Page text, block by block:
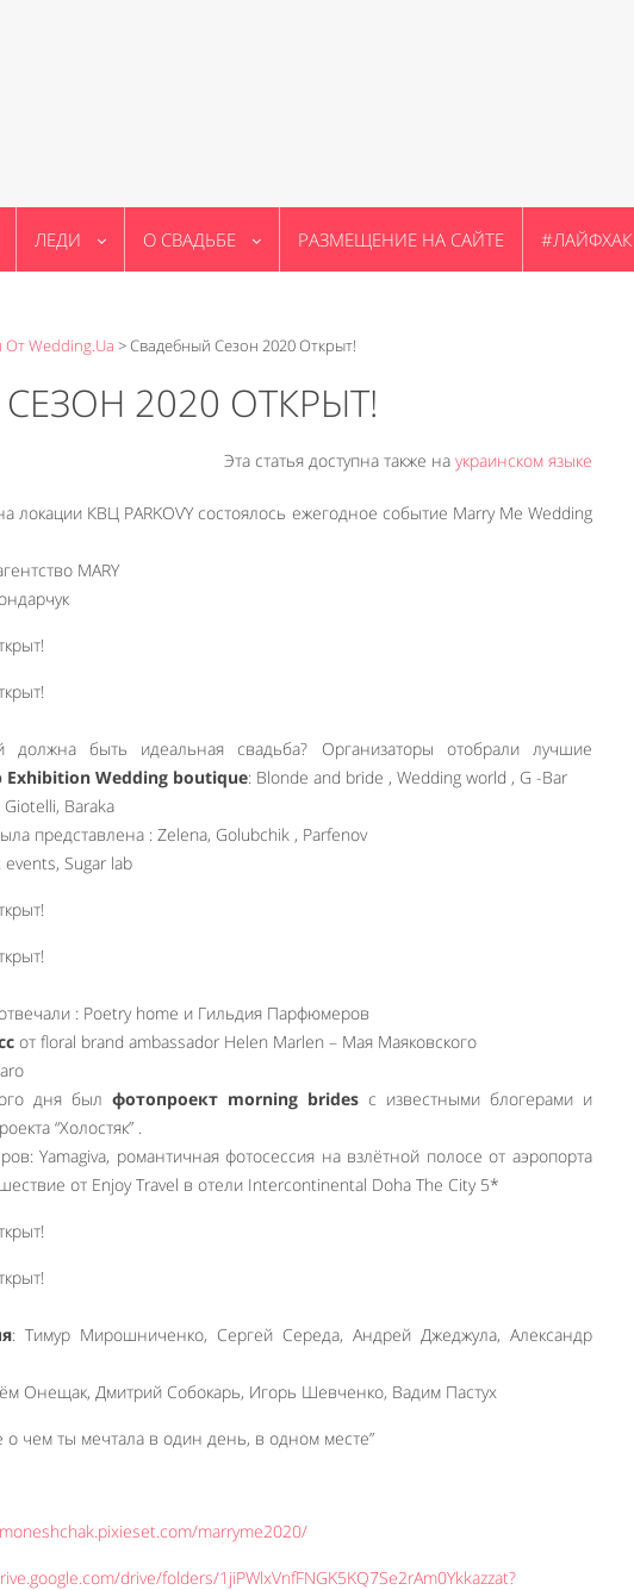
ЛЕДИ О СВАДЬБЕ РАЗМЕЩЕНИЕ НА САЙТЕ #ЛАЙФХАК
От Wedding.ua >Свадебный Сезон 2020 Открыт!
2020 ОТКРЫТ!
Эта статья доступна также на украинском языке
локации КВЦ PARKOVY состоялось ежегодное событие Marry Me Wedding
MARY
должна быть идеальная свадьба? Организаторы отобрали лучшие
Exhibition Wedding boutique: Blonde and bride , Wedding world , G -Bar
Baraka
представлена : Zelena, Golubchik , Parfenov
events, Sugar lab
: Poetry home и Гильдия Парфюмеров
от floral brand ambassador Helen Marlen – Мая Маяковского
дня был фотопроект morning brides с известными блогерами и
“Холостяк” .
Yamagiva, романтичная фотосессия на взлётной полосе от аэропорта
от Enjoy Travel в отели Intercontinental Doha The City 5*
: Тимур Мирошниченко, Сергей Середа, Андрей Джеджула, Александр
Онещак, Дмитрий Собокарь, Игорь Шевченко, Вадим Пастух
о чем ты мечтала в один день, в одном месте”
marryme2020/
drive/folders/1jiPWlxVnfFNGK5KQ7Se2rAm0Ykkazzat?